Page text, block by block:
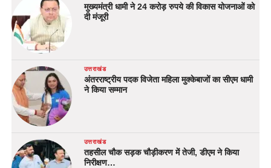
मुख्यमंत्री धामी ने 24 करोड़ रुपये की विकास योजनाओं को
दी मंजूरी
उत्तराखंड
अंतरराष्ट्रीय पदक विजेता महिला मुक्केबाजों का सीएम धामी
ने किया सम्मान
उत्तराखंड
तहसील चौक सड़क चौड़ीकरण में तेजी, डीएम ने किया
निरीक्षण…